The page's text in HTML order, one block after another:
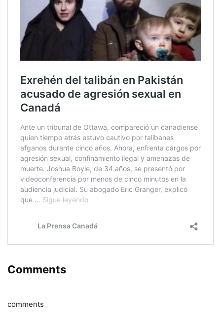
Comments
comments